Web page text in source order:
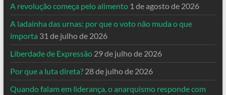
A revolução começa pelo alimento 1 de agosto de 2026
A ladainha das urnas: por que o voto não muda o que
importa 31 de julho de 2026
Liberdade de Expressão 29 de julho de 2026
Por que a luta direta? 28 de julho de 2026
Quando falam em liderança, o anarquismo responde com